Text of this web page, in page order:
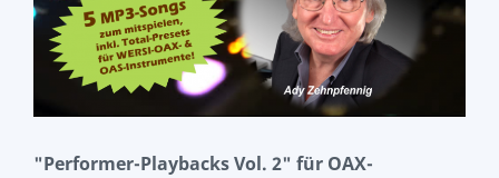
"Performer-Playbacks Vol. 2" für OAX-